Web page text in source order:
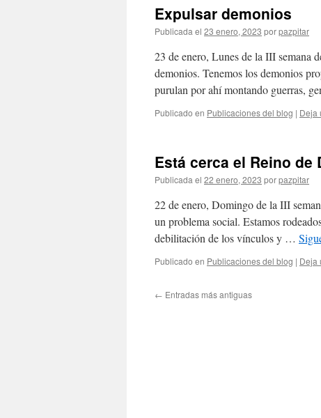
Expulsar demonios
Publicada el 23 enero, 2023 porpazpitar
23 de enero, Lunes de la III semana
demonios. Tenemos los demonios
purulan por ahí montando guerras,
Publicado en Publicaciones del blog | Deja
Está cerca el Reino de
Publicada el 22 enero, 2023 porpazpitar
22 de enero, Domingo de la III
un problema social. Estamos
debilitación de los vínculos y …
Publicado en Publicaciones del blog | Deja
← Entradas más antiguas